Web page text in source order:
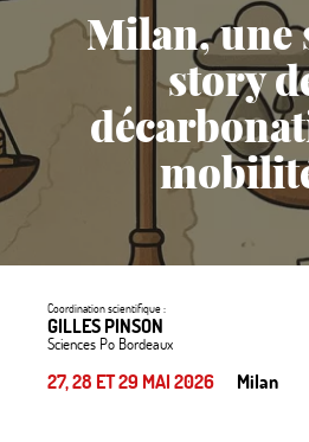
Milan, une
story
Coordination scientifique :
GILLES PINSON
Sciences Po Bordeaux
27, 28 ET 29 MAI 2026 Milan